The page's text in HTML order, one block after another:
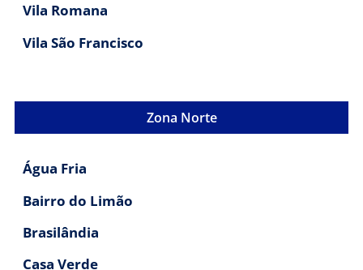
Vila Romana
Vila São Francisco
Zona Norte
Água Fria
Bairro do Limão
Brasilândia
Casa Verde